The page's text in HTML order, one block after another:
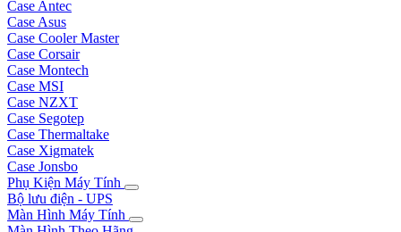
Case Antec
Case Asus
Case Cooler Master
Case Corsair
Case Montech
Case MSI
Case NZXT
Case Segotep
Case Thermaltake
Case Xigmatek
Case Jonsbo
Phụ Kiện Máy Tính
Bộ lưu điện - UPS
Màn Hình Máy Tính